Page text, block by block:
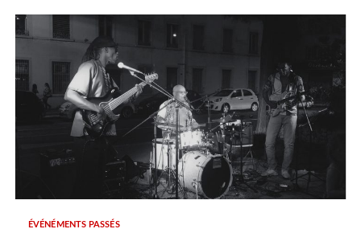
ÉVÉNÉMENTS PASSÉS